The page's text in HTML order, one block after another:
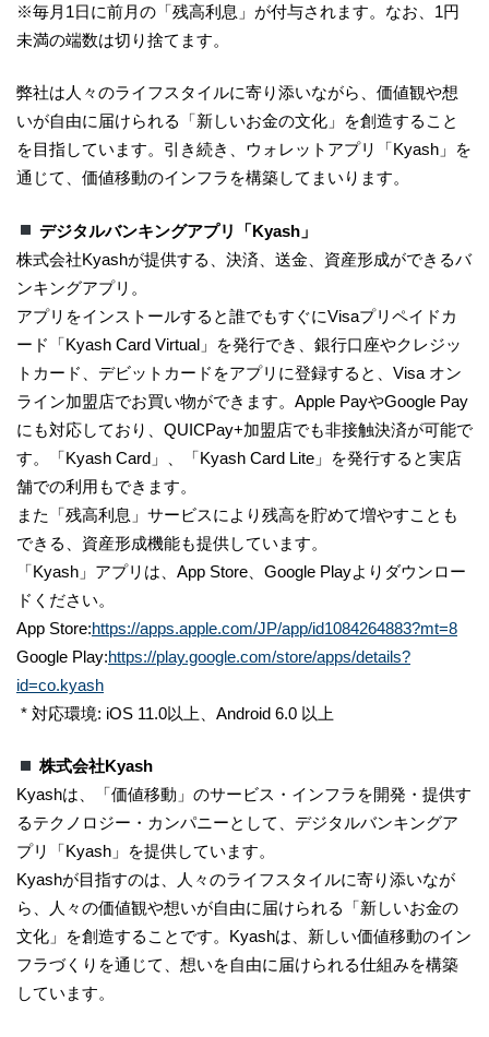
※毎月1日に前月の「残高利息」が付与されます。なお、1円
未満の端数は切り捨てます。
弊社は人々のライフスタイルに寄り添いながら、価値観や想
いが自由に届けられる「新しいお金の文化」を創造すること
を目指しています。引き続き、ウォレットアプリ「Kyash」を
通じて、価値移動のインフラを構築してまいります。
デジタルバンキングアプリ「Kyash」
株式会社Kyashが提供する、決済、送金、資産形成ができるバ
ンキングアプリ。
アプリをインストールすると誰でもすぐにVisaプリペイドカ
ード「Kyash Card Virtual」を発行でき、銀行口座やクレジッ
トカード、デビットカードをアプリに登録すると、Visa オン
ライン加盟店でお買い物ができます。Apple PayやGoogle Pay
にも対応しており、QUICPay+加盟店でも非接触決済が可能で
す。「Kyash Card」、「Kyash Card Lite」を発行すると実店
舗での利用もできます。
また「残高利息」サービスにより残高を貯めて増やすことも
できる、資産形成機能も提供しています。
「​Kyash​」アプリは、​App Store​、​Google Play​よりダウンロー
ドください。
App Store:​https://apps.apple.com/JP/app/id1084264883?mt=8
Google Play:​https://play.google.com/store/apps/details?
id=co.kyash
* ​対応環境​: iOS ​11.0​以上、​Android ​6.0 ​以上
株式会社Kyash
Kyashは、「価値移動」のサービス・インフラを開発・提供す
るテクノロジー・カンパニーとして、デジタルバンキングア
プリ「Kyash」を提供しています。
Kyashが目指すのは、人々のライフスタイルに寄り添いなが
ら、人々の価値観や想いが自由に届けられる「新しいお金の
文化」を創造することです。Kyashは、新しい価値移動のイン
フラづくりを通じて、想いを自由に届けられる仕組みを構築
しています。